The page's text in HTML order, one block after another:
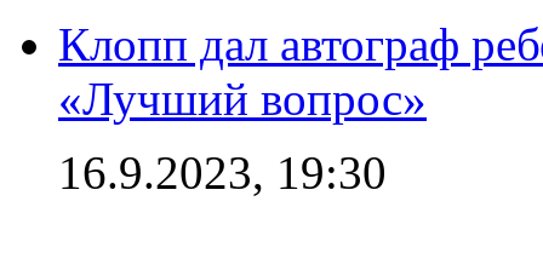
Клопп дал автограф
«Лучший вопрос»
16.9.2023, 19:30